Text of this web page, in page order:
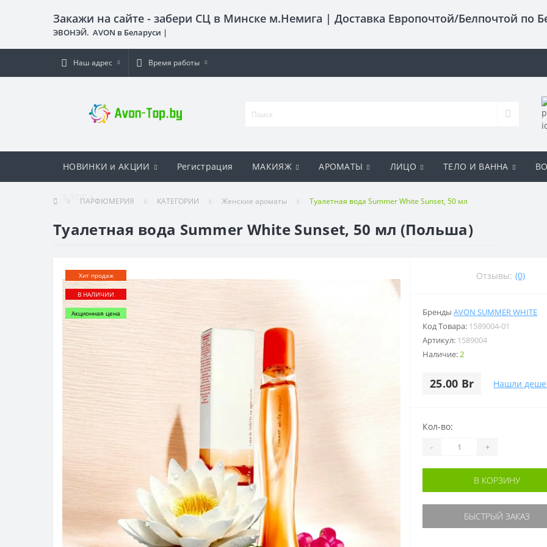
Закажи на сайте - забери СЦ в Минске м.Немига | Доставка Европочтой/Белпочтой по
ЭВОНЭЙ. AVON в Беларуси |
Наш адрес Время работы
НОВИНКИ и АКЦИИ Регистрация МАКИЯЖ АРОМАТЫ ЛИЦО ТЕЛО И ВАННА
БЛОГПАРФЮМЕРИЯ КАТЕГОРИИ Женские ароматы Туалетная вода Summer White Sunset, 50 мл
Туалетная вода Summer White Sunset, 50 мл (Польша)
Хит продаж
В НАЛИЧИИ
Акционная цена
Отзывы: (0)
Бренды AVON SUMMER WHITE
Код Товара: 1589004-01
Артикул: 1589004
Наличие:2
25.00 Br Нашли
Кол-во:
- +
В КОРЗИНУ
БЫСТРЫЙ ЗАКАЗ